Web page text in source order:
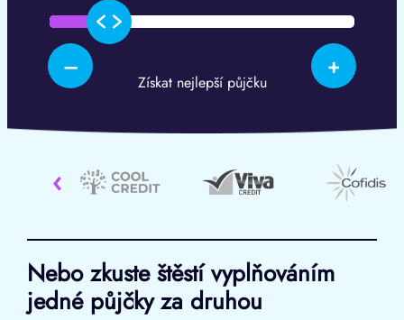
– +
Získat nejlepší půjčku
‹
Nebo zkuste štěstí vyplňováním
jedné půjčky za druhou